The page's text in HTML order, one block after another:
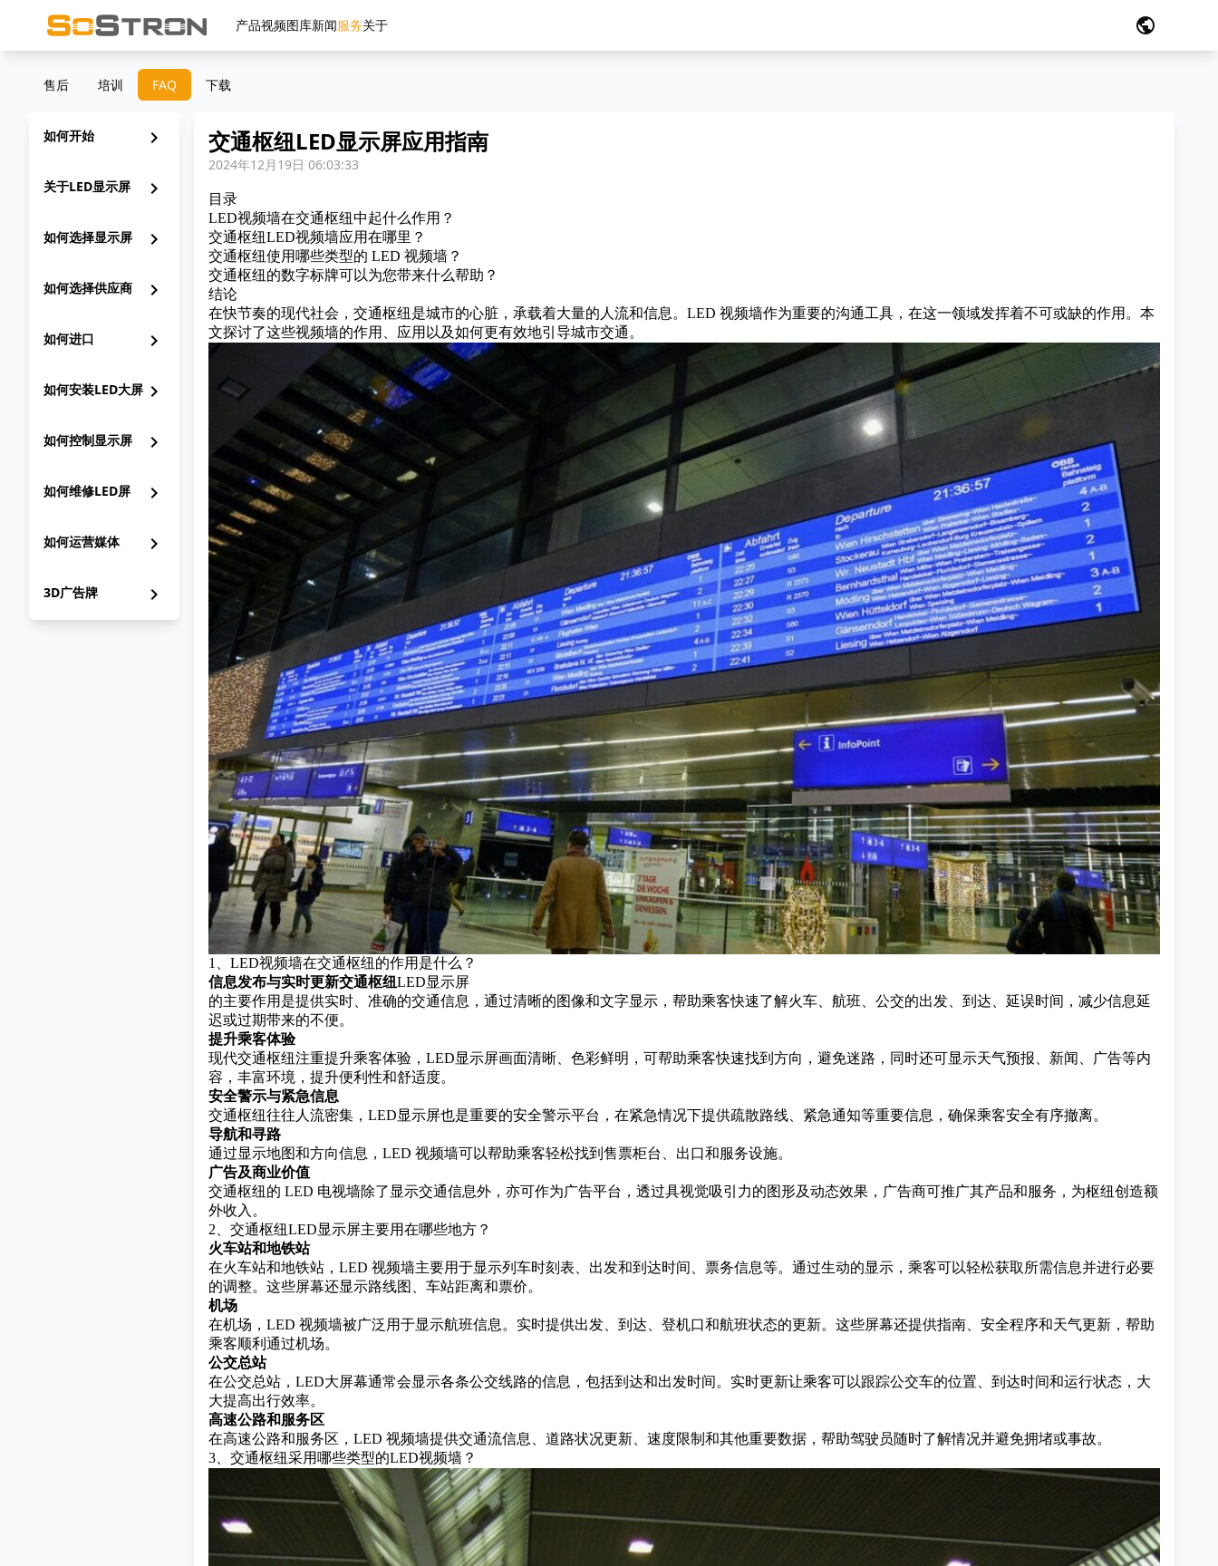
产品视频图库新闻服务关于 public
售后 培训 FAQ 下载
如何开始 chevron_right
关于LED显示屏 chevron_right
如何选择显示屏 chevron_right
如何选择供应商 chevron_right
如何进口 chevron_right
如何安装LED大屏 chevron_right
如何控制显示屏 chevron_right
如何维修LED屏 chevron_right
如何运营媒体 chevron_right
3D广告牌 chevron_right
交通枢纽LED显示屏应用指南
2024年12月19日 06:03:33
目录
LED视频墙在交通枢纽中起什么作用？
交通枢纽LED视频墙应用在哪里？
交通枢纽使用哪些类型的 LED 视频墙？
交通枢纽的数字标牌可以为您带来什么帮助？
结论
在快节奏的现代社会，交通枢纽是城市的心脏，承载着大量的人流和信息。LED 视频墙作为重要的沟通工具，在这一领域发挥着不可或缺的作用。本
文探讨了这些视频墙的作用、应用以及如何更有效地引导城市交通。
1、LED视频墙在交通枢纽的作用是什么？
信息发布与实时更新交通枢纽 LED显示屏
的主要作用 是提供实时、准确的交通信息，通过清晰的图像和文字显示，帮助乘客快速了解火车、航班、公交的出发、到达、延误时间，减少信息延
迟或过期带来的不便。
提升乘客体验
现代交通枢纽注重提升乘客体验，LED显示屏画面清晰、色彩鲜明，可帮助乘客快速找到方向，避免迷路，同时还可显示天气预报、新闻、广告等内
容，丰富环境，提升便利性和舒适度。
安全警示与紧急信息
交通枢纽往往人流密集，LED显示屏也是重要的安全警示平台，在紧急情况下提供疏散路线、紧急通知等重要信息，确保乘客安全有序撤离。
导航和寻路
通过显示地图和方向信息，LED 视频墙可以帮助乘客轻松找到售票柜台、出口和服务设施。
广告及商业价值
交通枢纽的 LED 电视墙除了显示交通信息外，亦可作为广告平台，透过具视觉吸引力的图形及动态效果， 广告商可推广其产品和服务，为枢纽创造额
外收入。
2、交通枢纽LED显示屏主要用在哪些地方？
火车站和地铁站
在火车站和地铁站，LED 视频墙主要用于显示列车时刻表、出发和到达时间、票务信息等。通过生动的显示，乘客可以轻松获取所需信息并进行必要
的调整。这些屏幕还显示路线图、车站距离和票价。
机场
在机场，LED 视频墙被广泛用于显示航班信息。实时提供出发、到达、登机口和航班状态的更新。这些屏幕还提供指南、安全程序和天气更新，帮助
乘客顺利通过机场。
公交总站
在公交总站，LED大屏幕通常会显示各条公交线路的信息，包括到达和出发时间。实时更新让乘客可以跟踪公交车的位置、到达时间和运行状态，大
大提高出行效率。
高速公路和服务区
在高速公路和服务区，LED 视频墙提供交通流信息、道路状况更新、速度限制和其他重要数据，帮助驾驶员随时了解情况并避免拥堵或事故。
3、交通枢纽采用哪些类型的LED视频墙？